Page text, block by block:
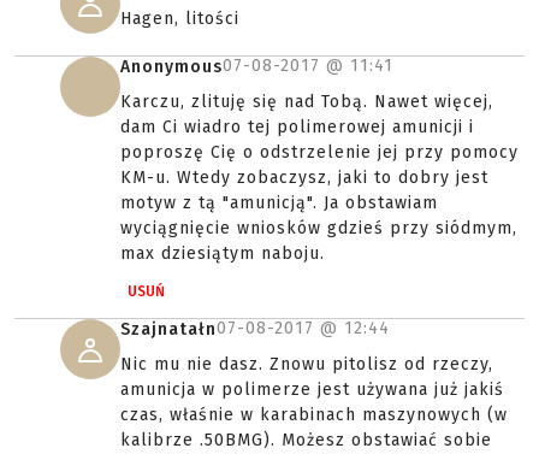
Hagen, litości
Anonymous07-08-2017 @ 11:41
Karczu, zlituję się nad Tobą. Nawet więcej,
dam Ci wiadro tej polimerowej amunicji i
poproszę Cię o odstrzelenie jej przy pomocy
KM-u. Wtedy zobaczysz, jaki to dobry jest
motyw z tą "amunicją". Ja obstawiam
wyciągnięcie wniosków gdzieś przy siódmym,
max dziesiątym naboju.
USUŃ
Szajnatałn07-08-2017 @ 12:44
Nic mu nie dasz. Znowu pitolisz od rzeczy,
amunicja w polimerze jest używana już jakiś
czas, właśnie w karabinach maszynowych (w
kalibrze .50BMG). Możesz obstawiać sobie